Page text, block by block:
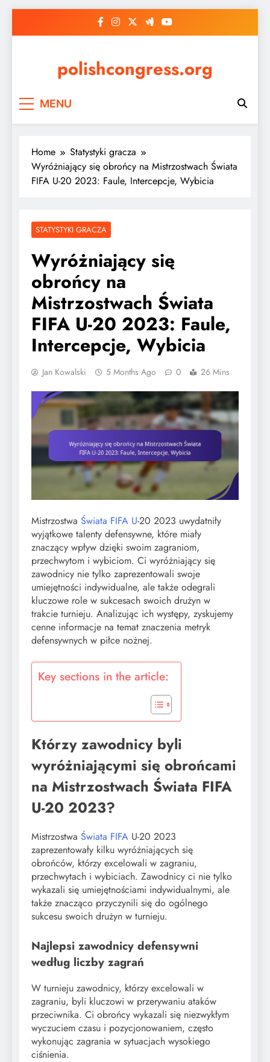
polishcongress.org
MENU
Home
Statystyki gracza
Wyróżniający się obrońcy na Mistrzostwach Świata
FIFA U-20 2023: Faule, Intercepcje, Wybicia
STATYSTYKI GRACZA
Wyróżniający się
obrońcy na
Mistrzostwach Świata
FIFA U-20 2023: Faule,
Intercepcje, Wybicia
Jan Kowalski 5 Months Ago 0 26 Mins
Mistrzostwa Świata FIFA U-20 2023 uwydatniły
wyjątkowe talenty defensywne, które miały
znaczący wpływ dzięki swoim zagraniom,
przechwytom i wybiciom. Ci wyróżniający się
zawodnicy nie tylko zaprezentowali swoje
umiejętności indywidualne, ale także odegrali
kluczowe role w sukcesach swoich drużyn w
trakcie turnieju. Analizując ich występy, zyskujemy
cenne informacje na temat znaczenia metryk
defensywnych w piłce nożnej.
Key sections in the article:
Którzy zawodnicy byli
wyróżniającymi się obrońcami
na Mistrzostwach Świata FIFA
U-20 2023?
Mistrzostwa Świata FIFA U-20 2023
zaprezentowały kilku wyróżniających się
obrońców, którzy excelowali w zagraniu,
przechwytach i wybiciach. Zawodnicy ci nie tylko
wykazali się umiejętnościami indywidualnymi, ale
także znacząco przyczynili się do ogólnego
sukcesu swoich drużyn w turnieju.
Najlepsi zawodnicy defensywni
według liczby zagrań
W turnieju zawodnicy, którzy excelowali w
zagraniu, byli kluczowi w przerywaniu ataków
przeciwnika. Ci obrońcy wykazali się niezwykłym
wyczuciem czasu i pozycjonowaniem, często
wykonując zagrania w sytuacjach wysokiego
ciśnienia.